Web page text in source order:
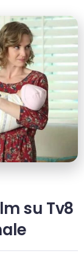
su Tv8